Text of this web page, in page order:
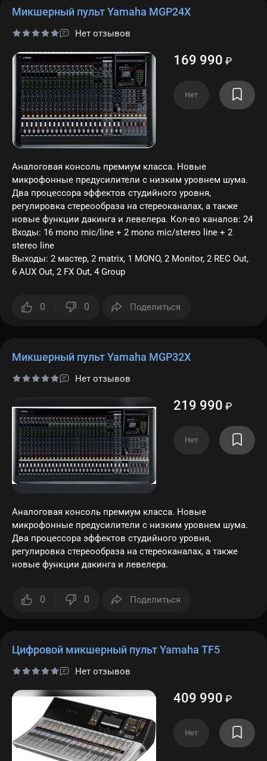
Микшерный пульт Yamaha MGP24X
Нет отзывов
169 990 ₽
Нет
Аналоговая консоль премиум класса. Новые
микрофонные предусилители с низким уровнем шума.
Два процессора эффектов студийного уровня,
регулировка стереообраза на стереоканалах, а также
новые функции дакинга и левелера. Кол-во каналов: 24
Входы: 16 mono mic/line + 2 mono mic/stereo line + 2
stereo line
Выходы: 2 мастер, 2 matrix, 1 MONO, 2 Monitor, 2 REC Out,
6 AUX Out, 2 FX Out, 4 Group
0 0 Поделиться
Микшерный пульт Yamaha MGP32X
Нет отзывов
219 990 ₽
Нет
Аналоговая консоль премиум класса. Новые
микрофонные предусилители с низким уровнем шума.
Два процессора эффектов студийного уровня,
регулировка стереообраза на стереоканалах, а также
новые функции дакинга и левелера.
0 0 Поделиться
Цифровой микшерный пульт Yamaha TF5
Нет отзывов
409 990 ₽
Нет